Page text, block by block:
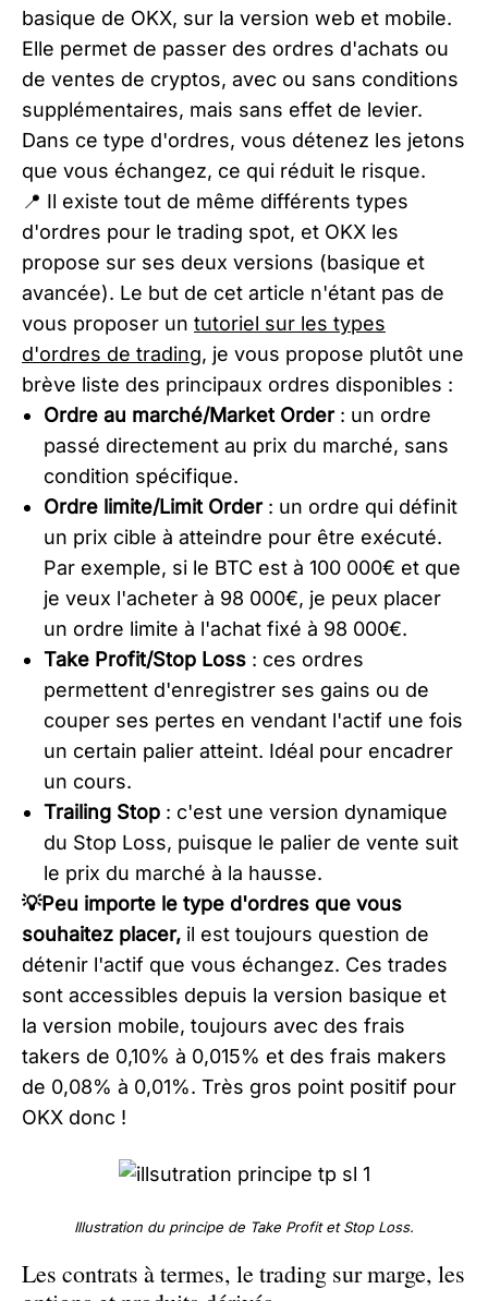
basique de OKX, sur la version web et mobile.
Elle permet de passer des ordres d'achats ou
de ventes de cryptos, avec ou sans conditions
supplémentaires, mais sans effet de levier.
Dans ce type d'ordres, vous détenez les jetons
que vous échangez, ce qui réduit le risque.​
​📍 Il existe tout de même différents types
d'ordres pour le trading spot, et OKX les
propose sur ses deux versions (basique et
avancée). Le but de cet article n'étant pas de
vous proposer un tutoriel sur les types
d'ordres de trading, je vous propose plutôt une
brève liste des principaux ordres disponibles :
Ordre au marché/Market Order: un ordre
passé directement au prix du marché, sans
condition spécifique.
Ordre limite/Limit Order: un ordre qui définit
un prix cible à atteindre pour être exécuté.
Par exemple, si le BTC est à 100 000€ et que
je veux l'acheter à 98 000€, je peux placer
un ordre limite à l'achat fixé à 98 000€.
Take Profit/Stop Loss : ces ordres
permettent d'enregistrer ses gains ou de
couper ses pertes en vendant l'actif une fois
un certain palier atteint. Idéal pour encadrer
un cours.
Trailing Stop : c'est une version dynamique
du Stop Loss, puisque le palier de vente suit
le prix du marché à la hausse.
💡Peu importe le type d'ordres que vous
souhaitez placer, il est toujours question de
détenir l'actif que vous échangez. Ces trades
sont accessibles depuis la version basique et
la version mobile, toujours avec des frais
takers de 0,10% à 0,015% et des frais makers
de 0,08% à 0,01%. Très gros point positif pour
OKX donc !
Illustration du principe de Take Profit et Stop Loss.
Les contrats à termes, le trading sur marge, les